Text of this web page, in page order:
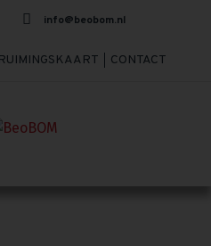
info@beobom.nl
RUIMINGSKAART CONTACT